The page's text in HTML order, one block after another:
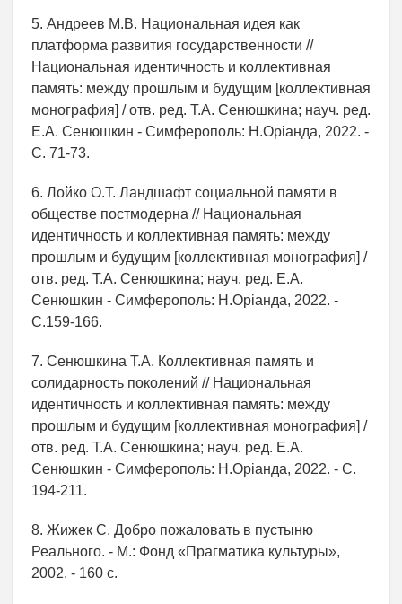
5. Андреев М.В. Национальная идея как
платформа развития государственности //
Национальная идентичность и коллективная
память: между прошлым и будущим [коллективная
монография] / отв. ред. Т.А. Сенюшкина; науч. ред.
Е.А. Сенюшкин - Симферополь: Н.Орiанда, 2022. -
С. 71-73.
6. Лойко О.Т. Ландшафт социальной памяти в
обществе постмодерна // Национальная
идентичность и коллективная память: между
прошлым и будущим [коллективная монография] /
отв. ред. Т.А. Сенюшкина; науч. ред. Е.А.
Сенюшкин - Симферополь: Н.Орiанда, 2022. -
С.159-166.
7. Cенюшкина Т.А. Коллективная память и
солидарность поколений // Национальная
идентичность и коллективная память: между
прошлым и будущим [коллективная монография] /
отв. ред. Т.А. Сенюшкина; науч. ред. Е.А.
Сенюшкин - Симферополь: Н.Орiанда, 2022. - С.
194-211.
8. Жижек С. Добро пожаловать в пустыню
Реального. - М.: Фонд «Прагматика культуры»,
2002. - 160 с.